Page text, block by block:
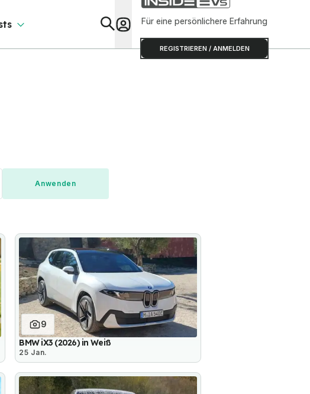
Für eine persönlichere Erfahrung
REGISTRIEREN / ANMELDEN
9
BMW iX3 (2026) in Weiß
25 Jan.